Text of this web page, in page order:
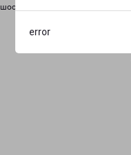
error
26/1с2